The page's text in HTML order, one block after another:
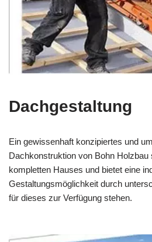
Dachgestaltung
Ein gewissenhaft konzipiertes und
Dachkonstruktion von Bohn Holzbau
kompletten Hauses und bietet eine
Gestaltungsmöglichkeit durch
für dieses zur Verfügung stehen.